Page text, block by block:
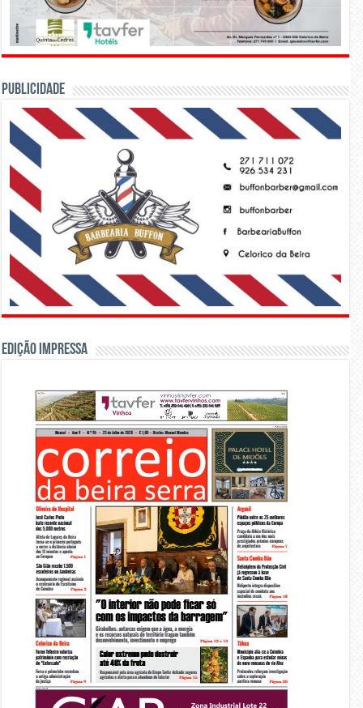
PUBLICIDADE
Edição Impressa